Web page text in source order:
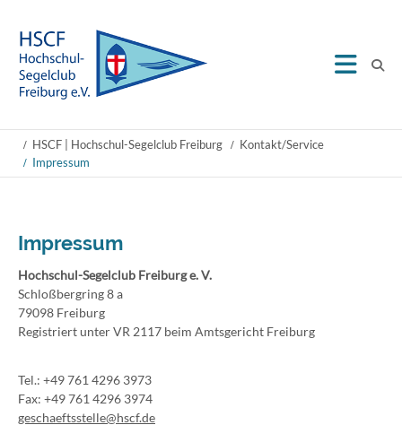
HSCF | Hochschul-Segelclub Freiburg
Kontakt/Service
Impressum
Impressum
Hochschul-Segelclub Freiburg e. V.
Schloßbergring 8 a
79098 Freiburg
Registriert unter VR 2117 beim Amtsgericht Freiburg
Tel.: +49 761 4296 3973
Fax: +49 761 4296 3974
geschaeftsstelle@hscf.de